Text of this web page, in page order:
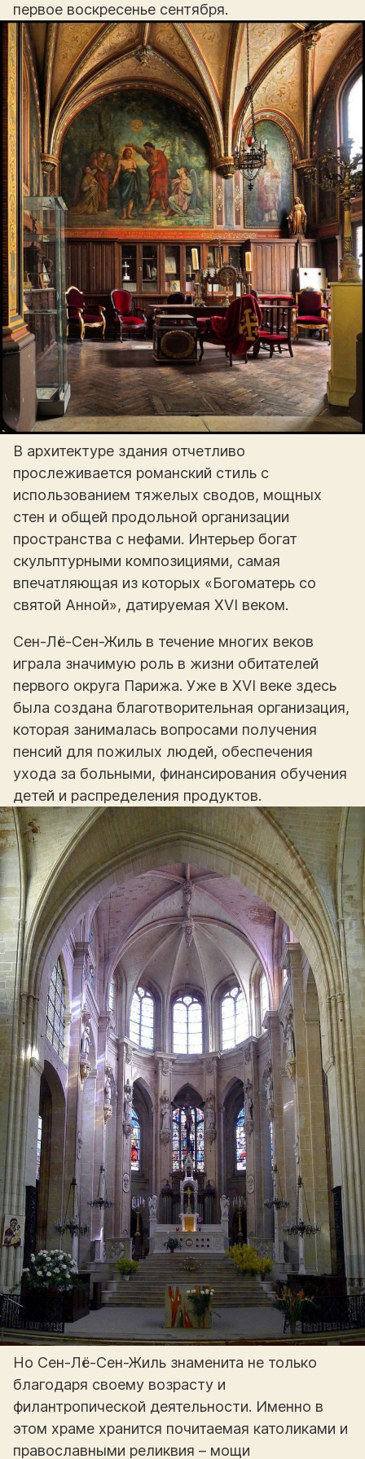
первое воскресенье сентября.
В архитектуре здания отчетливо
прослеживается романский стиль с
использованием тяжелых сводов, мощных
стен и общей продольной организации
пространства с нефами. Интерьер богат
скульптурными композициями, самая
впечатляющая из которых «Богоматерь со
святой Анной», датируемая XVI веком.
Сен-Лё-Сен-Жиль в течение многих веков
играла значимую роль в жизни обитателей
первого округа Парижа. Уже в XVI веке здесь
была создана благотворительная организация,
которая занималась вопросами получения
пенсий для пожилых людей, обеспечения
ухода за больными, финансирования обучения
детей и распределения продуктов.
Но Сен-Лё-Сен-Жиль знаменита не только
благодаря своему возрасту и
филантропической деятельности. Именно в
этом храме хранится почитаемая католиками и
православными реликвия – мощи